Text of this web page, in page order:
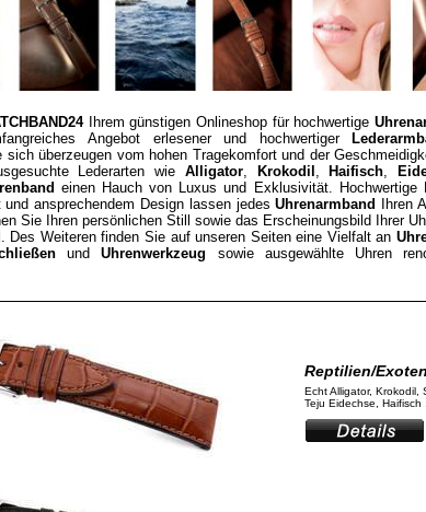
Ihrem günstigen Onlineshop für hochwertige
Angebot erlesener und hochwertiger
sich überzeugen vom hohen Tragekomfort und der
Lederarten wie Alligator, Krokodil , Haifisch,
einen Hauch von Luxus und Exklusivität. Hochwertige
und ansprechendem Design lassen jedesUhrenarmband
Ihren
Sie Ihren persönlichen Still sowie das Erscheinungsbild Ihrer
. Des Weiteren finden Sie auf unseren Seiten eine Vielfalt an
undUhrenwerkzeug sowie ausgewählte Uhren
Reptilien/Exoten
Echt Alligator, Krokodil,
Teju Eidechse, Haifisch